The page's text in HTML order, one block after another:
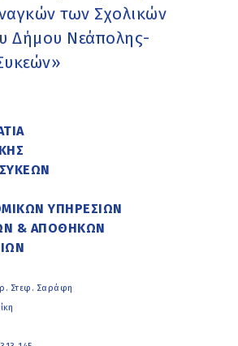
των Σχολικών
Δήμου Νεάπολης-
ΥΠΗΡΕΣΙΩΝ
& ΑΠΟΘΗΚΩΝ
Στεφ. Σαράφη